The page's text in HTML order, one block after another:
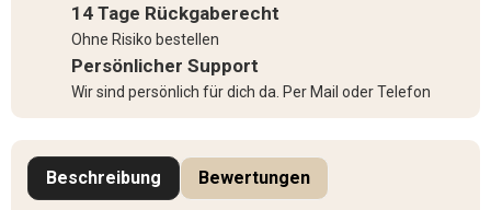
14 Tage Rückgaberecht
Ohne Risiko bestellen
Persönlicher Support
Wir sind persönlich für dich da. Per Mail oder Telefon
Beschreibung Bewertungen